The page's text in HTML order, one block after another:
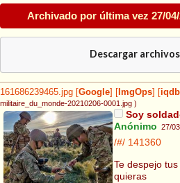
Archivado por última vez 27/
Descargar
161686239465.jpg Google ImgOps iqdb
militaire_du_monde-20210206-0001.jpg )
Soy
Anónimo 27/
/#/ 141360
Te despejo
quieras